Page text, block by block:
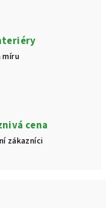
míru
cena
zákazníci